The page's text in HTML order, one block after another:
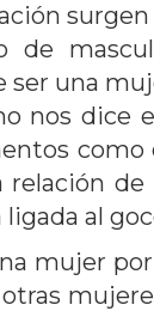
de
ser una
nos dice
de
al
mujer